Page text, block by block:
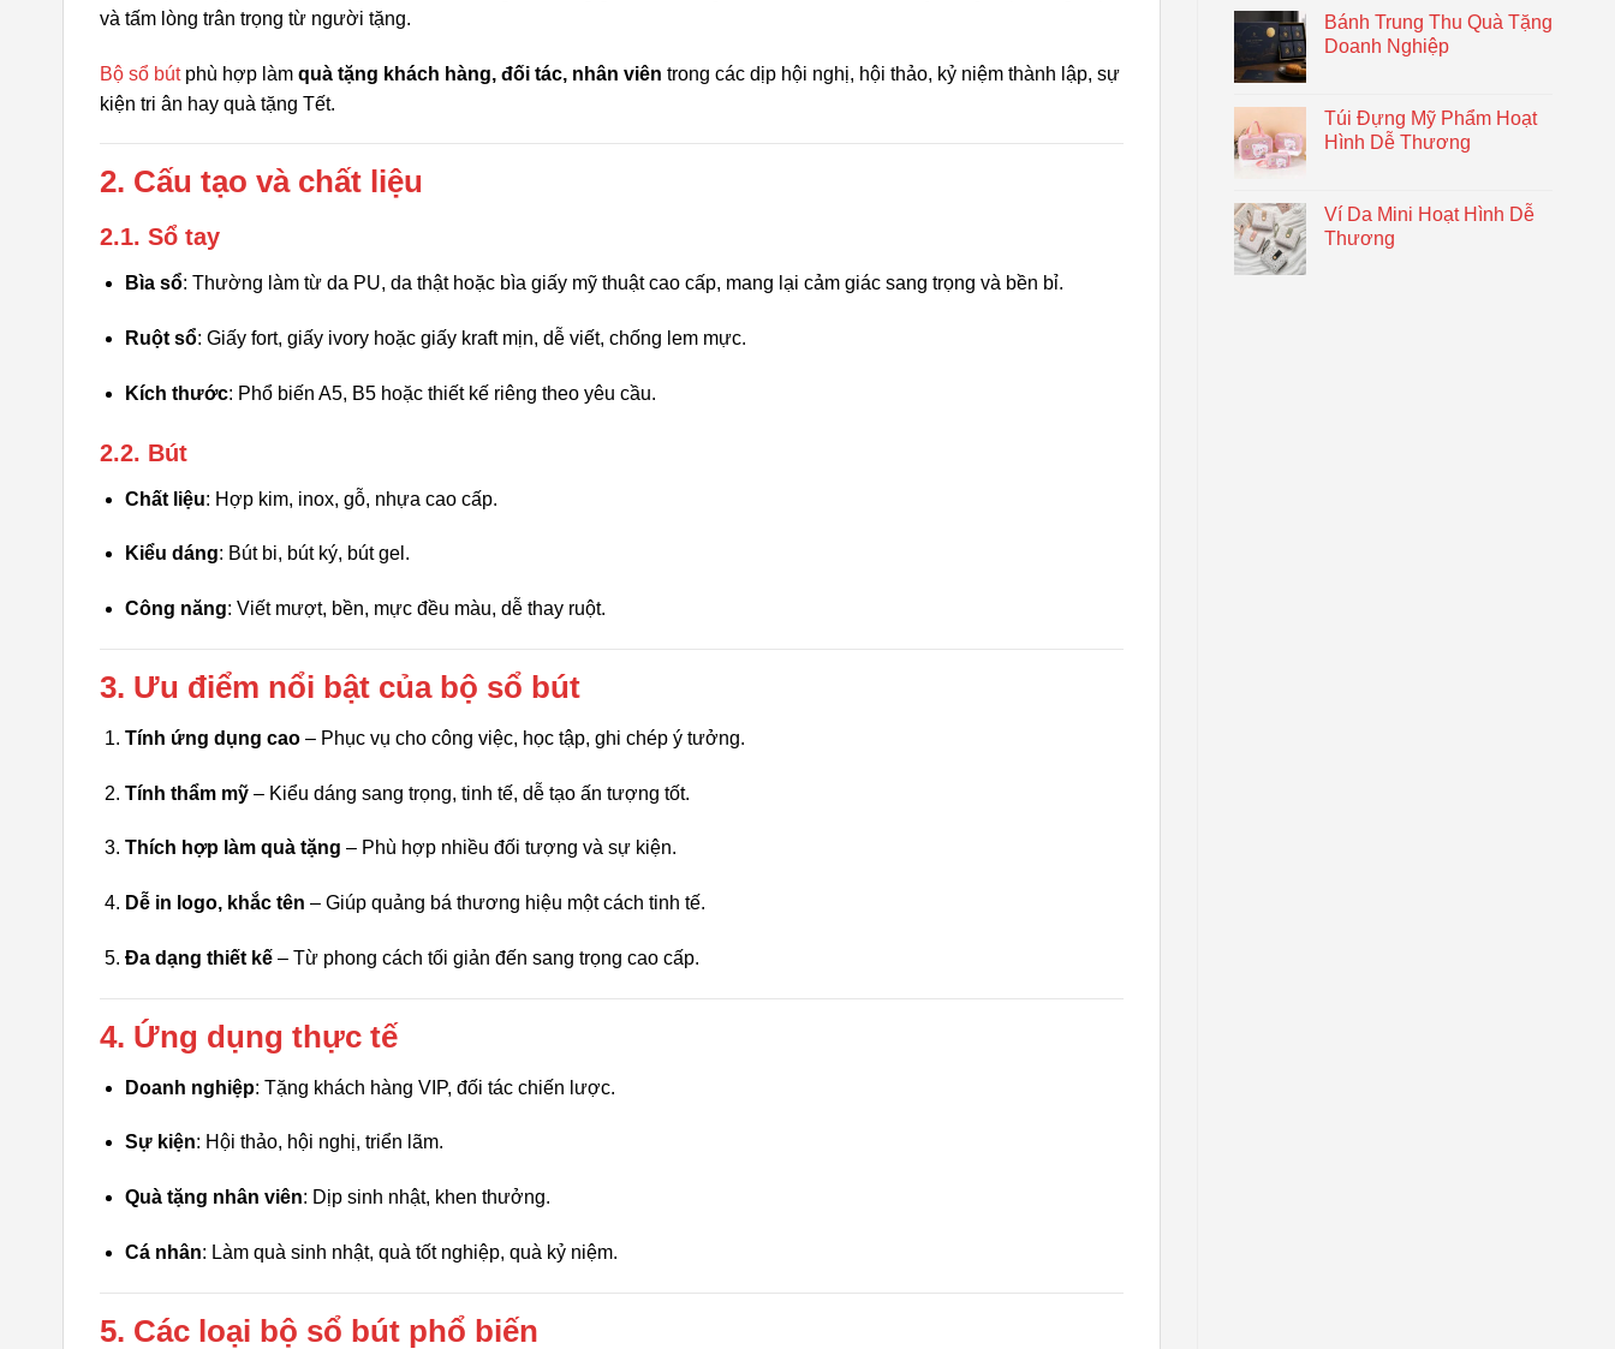
Bánh Trung Thu Quà Tặng
Doanh Nghiệp
Túi Đựng Mỹ Phẩm Hoạt
Hình Dễ Thương
Ví Da Mini Hoạt Hình Dễ
Thương
và tấm lòng trân trọng từ người tặng.
Bộ sổ bútphù hợp làm quà tặng khách hàng, đối tác, nhân viên trong các dịp hội nghị, hội thảo, kỷ niệm thành lập, sự
kiện tri ân hay quà tặng Tết.
2. Cấu tạo và chất liệu
2.1. Sổ tay
Bìa sổ: Thường làm từ da PU, da thật hoặc bìa giấy mỹ thuật cao cấp, mang lại cảm giác sang trọng và bền bỉ.
Ruột sổ: Giấy fort, giấy ivory hoặc giấy kraft mịn, dễ viết, chống lem mực.
Kích thước: Phổ biến A5, B5 hoặc thiết kế riêng theo yêu cầu.
2.2. Bút
Chất liệu: Hợp kim, inox, gỗ, nhựa cao cấp.
Kiểu dáng: Bút bi, bút ký, bút gel.
Công năng: Viết mượt, bền, mực đều màu, dễ thay ruột.
3. Ưu điểm nổi bật của bộ sổ bút
Tính ứng dụng cao– Phục vụ cho công việc, học tập, ghi chép ý tưởng.
Tính thẩm mỹ– Kiểu dáng sang trọng, tinh tế, dễ tạo ấn tượng tốt.
Thích hợp làm quà tặng – Phù hợp nhiều đối tượng và sự kiện.
Dễ in logo, khắc tên – Giúp quảng bá thương hiệu một cách tinh tế.
Đa dạng thiết kế– Từ phong cách tối giản đến sang trọng cao cấp.
4. Ứng dụng thực tế
Doanh nghiệp: Tặng khách hàng VIP, đối tác chiến lược.
Sự kiện: Hội thảo, hội nghị, triển lãm.
Quà tặng nhân viên: Dịp sinh nhật, khen thưởng.
Cá nhân: Làm quà sinh nhật, quà tốt nghiệp, quà kỷ niệm.
5. Các loại bộ sổ bút phổ biến